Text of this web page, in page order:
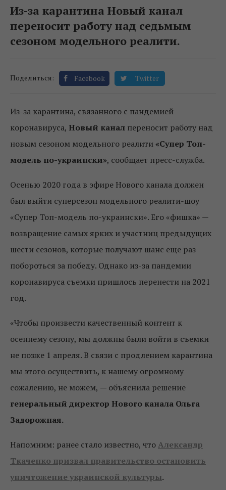
Из-за карантина Новый канал
переносит работу над седьмым
сезоном модельного реалити.
Поделиться: Facebook Twitter
Из-за карантина, связанного с пандемией
коронавируса, Новый канал переносит работу над
новым сезоном модельного реалити «Супер Топ-
модель по-украински», сообщает пресс-служба.
Осенью 2020 года в эфире Нового канала должен
был выйти суперсезон модельного реалити-шоу
«Супер Топ-модель по-украински». Его «фишка» —
возвращение самых ярких и участниц предыдущих
шести сезонов, которые получают шанс еще раз
побороться за победу. Однако из-за пандемии
коронавируса съемки пришлось перенести на 2021
год.
«Чтобы произвести качественный контент к
осеннему сезону, мы должны были войти в съемки
не позже 1 апреля. В связи с продлением карантина
мы этого осуществить, к нашему огромному
сожалению, не можем, — объяснила решение
генеральный директор Нового канала Ольга
Задорожная.
Напомним: ранее стало известно, чтоАлександр
Ткаченко призвал правительство остановить
уничтожение украинской культуры.